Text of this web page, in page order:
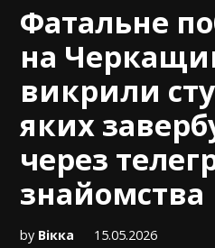
Фатальне
на
викрили
яких
через
знайомства
by Вікка 15.05.2026